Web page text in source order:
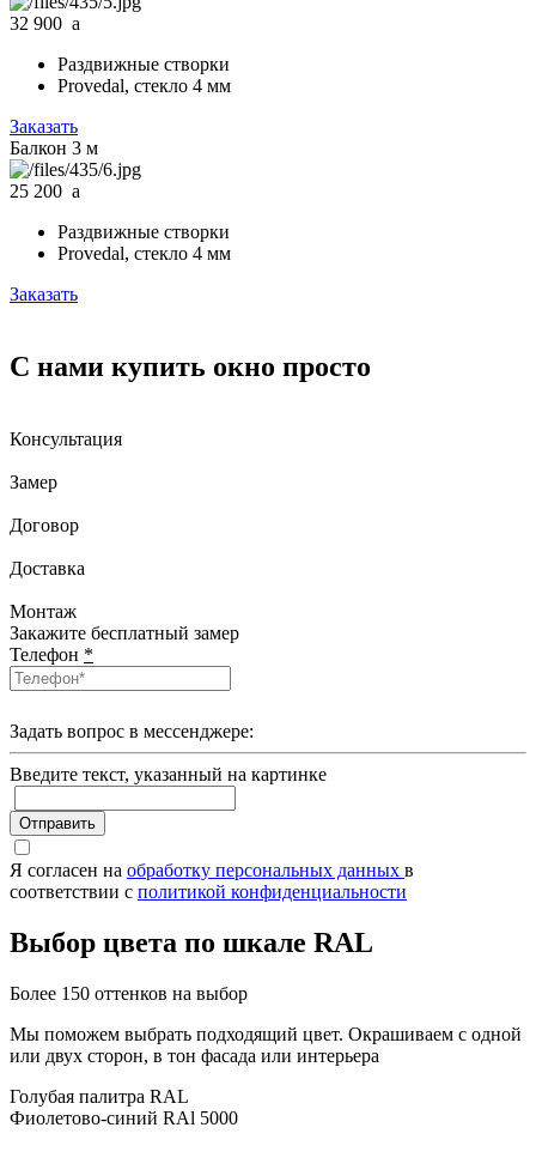
32 900 a
Раздвижные створки
Provedal, стекло 4 мм
Заказать
Балкон 3 м
25 200 a
Раздвижные створки
Provedal, стекло 4 мм
Заказать
С нами купить окно просто
Консультация
Замер
Договор
Доставка
Монтаж
Закажите бесплатный замер
Телефон *
Задать вопрос в мессенджере:
Введите текcт, указанный на картинке
Отправить
Я согласен на обработку персональных данных в
соответствии с политикой конфиденциальности
Выбор цвета по шкале RAL
Более 150 оттенков на выбор
Мы поможем выбрать подходящий цвет. Окрашиваем с одной
или двух сторон, в тон фасада или интерьера
Голубая палитра RAL
Фиолетово-синий RAl 5000